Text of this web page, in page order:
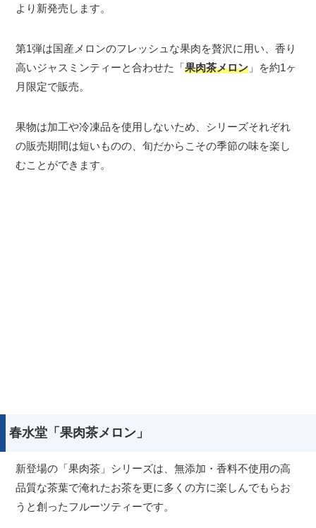
より新発売します。
第1弾は国産メロンのフレッシュな果肉を贅沢に用い、香り
高いジャスミンティーと合わせた「果肉茶メロン 」を約1ヶ
月限定で販売。
果物は加工や冷凍品を使用しないため、シリーズそれぞれ
の販売期間は短いものの、旬だからこその季節の味を楽し
むことができます。
春水堂「果肉茶メロン」
新登場の「果肉茶」シリーズは、無添加・香料不使用の高
品質な茶葉で淹れたお茶を更に多くの方に楽しんでもらお
うと創ったフルーツティーです。